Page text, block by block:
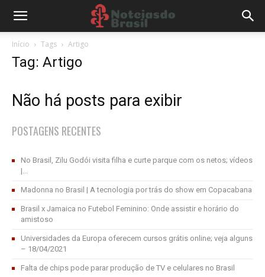
Início Tags Artigo
Tag: Artigo
Não há posts para exibir
POSTAGENS RECENTES
No Brasil, Zilu Godói visita filha e curte parque com os netos; vídeos
|...
Madonna no Brasil | A tecnologia por trás do show em Copacabana
Brasil x Jamaica no Futebol Feminino: Onde assistir e horário do
amistoso
Universidades da Europa oferecem cursos grátis online; veja alguns
– 18/04/2021
Falta de chips pode parar produção de TV e celulares no Brasil